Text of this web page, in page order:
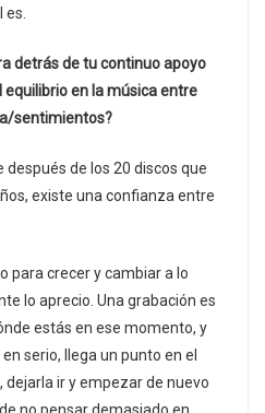
detrás de tu continuo apoyo
equilibrio en la música entre
sentimientos?
después de los 20 discos que
existe una confianza entre
para crecer y cambiar a lo
lo aprecio. Una grabación es
estás en ese momento, y
serio, llega un punto en el
ir y empezar de nuevo